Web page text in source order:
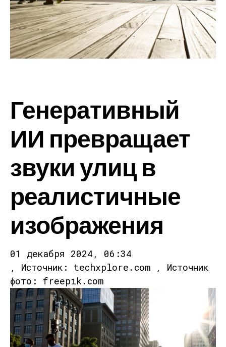
Генеративный
ИИ превращает
звуки улиц в
реалистичные
изображения
01 декабря 2024, 06:34
, Источник: techxplore.com , Источник
фото: freepik.com